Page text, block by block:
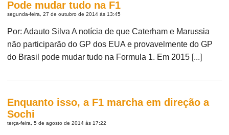
Pode mudar tudo na F1
segunda-feira, 27 de outubro de 2014 às 13:45
Por: Adauto Silva A notícia de que Caterham e Marussia
não participarão do GP dos EUA e provavelmente do GP
do Brasil pode mudar tudo na Formula 1. Em 2015 [...]
Enquanto isso, a F1 marcha em direção a
Sochi
terça-feira, 5 de agosto de 2014 às 17:22